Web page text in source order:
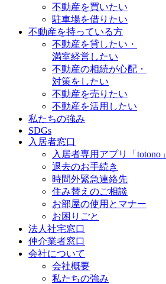
不動産を買いたい
駐車場を借りたい
不動産を持っている方
不動産を貸したい・
満室経営したい
不動産の相続が心配・
対策をしたい
不動産を売りたい
不動産を活用したい
私たちの強み
SDGs
入居者窓口
入居者専用アプリ「totono」
退去のお手続き
時間外緊急連絡先
住み替えのご相談
お部屋の使用とマナー
お困りごと
法人社宅窓口
仲介業者窓口
会社について
会社概要
私たちの強み